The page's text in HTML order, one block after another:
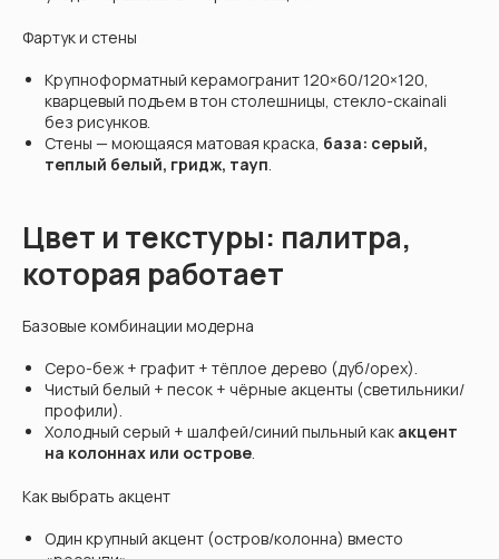
Фартук и стены
Крупноформатный керамогранит 120×60/120×120,
кварцевый подъем в тон столешницы, стекло-скаinali
без рисунков.
Стены — моющаяся матовая краска, база: серый,
теплый белый, гридж, тауп.
Цвет и текстуры: палитра,
которая работает
Базовые комбинации модерна
Серо-беж + графит + тёплое дерево (дуб/орех).
Чистый белый + песок + чёрные акценты (светильники/
профили).
Холодный серый + шалфей/синий пыльный как акцент
на колоннах или острове.
Как выбрать акцент
Один крупный акцент (остров/колонна) вместо